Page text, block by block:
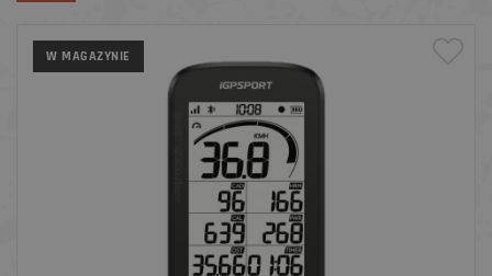
W MAGAZYNIE